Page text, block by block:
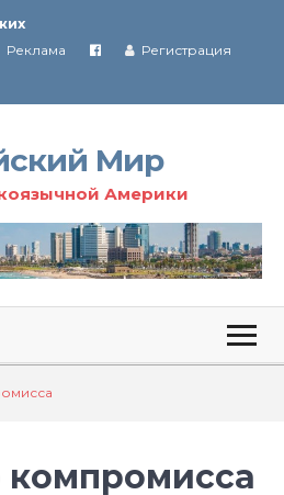
с Ираном
в Иране
Реклама
Регистрация
Мир
Америки
компромисса